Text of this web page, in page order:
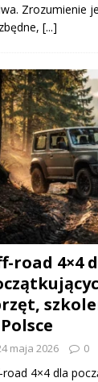
Zrozumienie
[...]
road 4×4
maja 2026 0
4×4 dla